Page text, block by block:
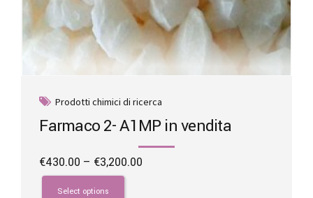
Prodotti chimici di ricerca
Farmaco 2- A1MP in vendita
€430.00 – €3,200.00
Select options
This
product